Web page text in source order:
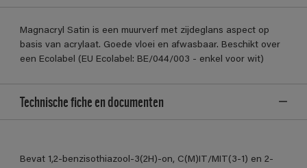
Magnacryl Satin is een muurverf met zijdeglans aspect op
basis van acrylaat. Goede vloei en afwasbaar. Beschikt over
een Ecolabel (EU Ecolabel: BE/044/003 - enkel voor wit)
Technische fiche en documenten
Bevat 1,2-benzisothiazool-3(2H)-on, C(M)IT/MIT(3-1) en 2-